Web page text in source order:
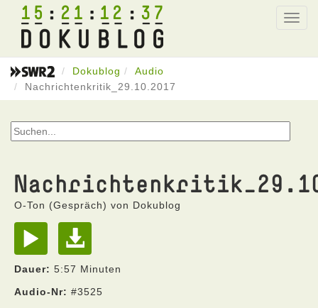
15 21 12 37
Dokublog
Audio
Nachrichtenkritik_29.10.2017
O-Ton (Gespräch) von Dokublog
Dauer: 5:57 Minuten
Audio-Nr: #3525